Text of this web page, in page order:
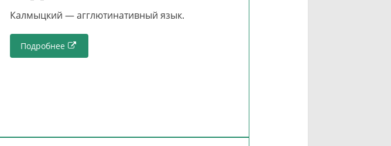
Калмыцкий — агглютинативный язык.
Подробнее